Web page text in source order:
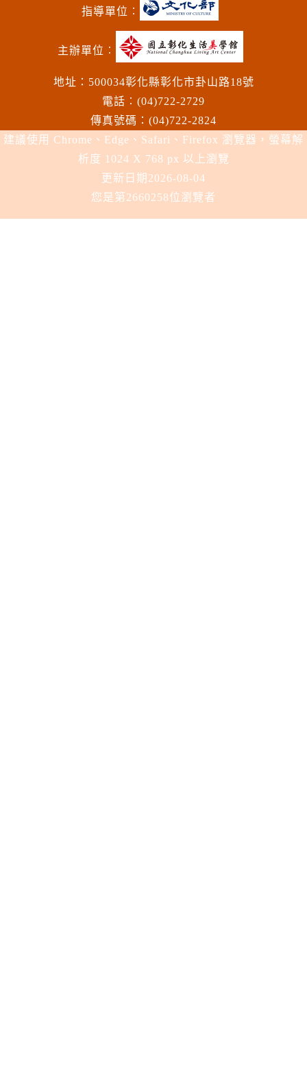
指導單位︰
主辦單位︰
地址：500034彰化縣彰化市卦山路18號
電話︰(04)722-2729
傳真號碼：(04)722-2824
建議使用 Chrome、Edge、Safari、Firefox 瀏覽器，螢幕解
析度 1024 X 768 px 以上瀏覽
更新日期 2026-08-04
您是第2660258位瀏覽者